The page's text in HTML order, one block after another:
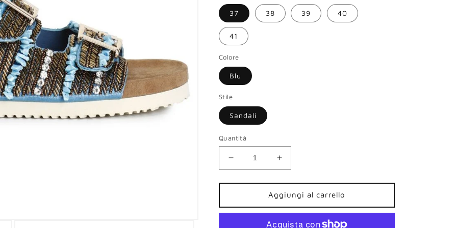
37 38 39 40
41
Colore
Blu
Stile
Sandali
Quantità
Diminuisci
quantità
per
CafèNoir
donna
Aumenta
quantità
per
Sandali
CafèNoir
donna
Aggiungi al carrello